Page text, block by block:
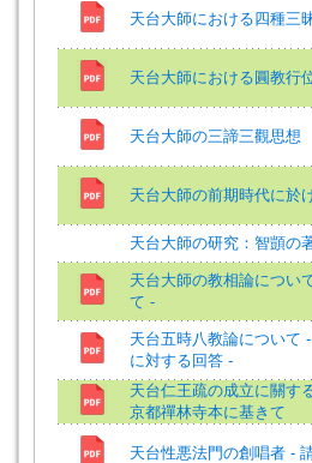
天台大師における四種三
天台大師における圓教行
天台大師の三諦三觀思想
天台大師の前期時代に於
天台大師の研究：智顗の
天台大師の教相論につい
て -
天台五時八教論について
に対する回答 -
天台仁王疏の成立に關す
京都禪林寺本に基きて
天台性悪法門の創唱者 -